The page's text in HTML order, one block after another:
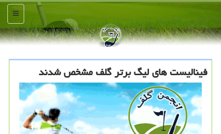
منو
فینالیست های لیگ برتر گلف مشخص شدند